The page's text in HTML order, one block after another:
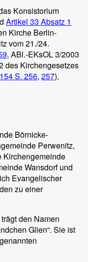
Konsistorium
Artikel 33 Absatz 1
Kirche Berlin-
vom 21./24.
, ABl.-EKsOL 3/2003
des Kirchengesetzes
S. 256, 257),
Börnicke-
Perwenitz,
Kirchengemeinde
Wansdorf und
Evangelischer
zu einer
den Namen
Glien“. Sie ist